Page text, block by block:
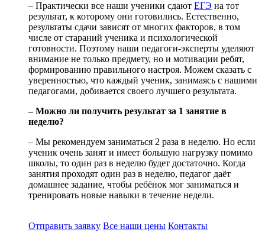
– Практически все наши ученики сдают ЕГЭ на тот
результат, к которому они готовились. Естественно,
результаты сдачи зависят от многих факторов, в том
числе от стараний ученика и психологической
готовности. Поэтому наши педагоги-эксперты уделяют
внимание не только предмету, но и мотивации ребят,
формированию правильного настроя. Можем сказать с
уверенностью, что каждый ученик, занимаясь с нашими
педагогами, добивается своего лучшего результата.
– Можно ли получить результат за 1 занятие в
неделю?
– Мы рекомендуем заниматься 2 раза в неделю. Но если
ученик очень занят и имеет большую нагрузку помимо
школы, то один раз в неделю будет достаточно. Когда
занятия проходят один раз в неделю, педагог даёт
домашнее задание, чтобы ребёнок мог заниматься и
тренировать новые навыки в течение недели.
Отправить заявку Все наши цены Контакты